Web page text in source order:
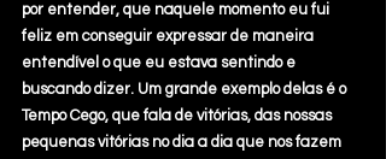
por entender, que naquele momento eu fui
feliz em conseguir expressar de maneira
entendível o que eu estava sentindo e
buscando dizer. Um grande exemplo delas é o
Tempo Cego, que fala de vitórias, das nossas
pequenas vitórias no dia a dia que nos fazem